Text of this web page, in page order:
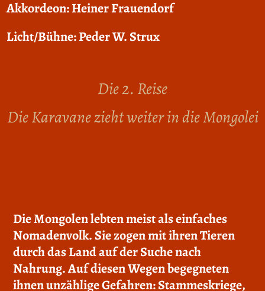
Akkordeon: Heiner Frauendorf
Licht/Bühne: Peder W. Strux
Die 2. Reise
Die Karavane zieht weiter in die Mongolei
Die Mongolen lebten meist als einfaches
Nomadenvolk. Sie zogen mit ihren Tieren
durch das Land auf der Suche nach
Nahrung. Auf diesen Wegen begegneten
ihnen unzählige Gefahren: Stammes­kriege,